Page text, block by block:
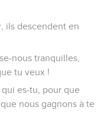
ils descendent en
nous tranquilles,
tu veux !
qui es-tu, pour que
nous gagnons à te